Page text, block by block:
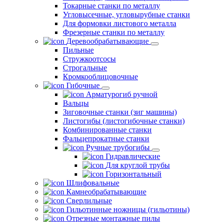
Токарные станки по металлу
Угловысечные, угловырубные станки
Для формовки листового металла
Фрезерные станки по металлу
Деревообрабатывающие
Пильные
Стружкоотсосы
Строгальные
Кромкооблицовочные
Гибочные
Арматурогиб ручной
Вальцы
Зиговочные станки (зиг машины)
Листогибы (листогибочные станки)
Комбинированные станки
Фальцепрокатные станки
Ручные трубогибы
Гидравлические
Для круглой трубы
Горизонтальный
Шлифовальные
Камнеобрабатывающие
Сверлильные
Гильотинные ножницы (гильотины)
Отрезные монтажные пилы